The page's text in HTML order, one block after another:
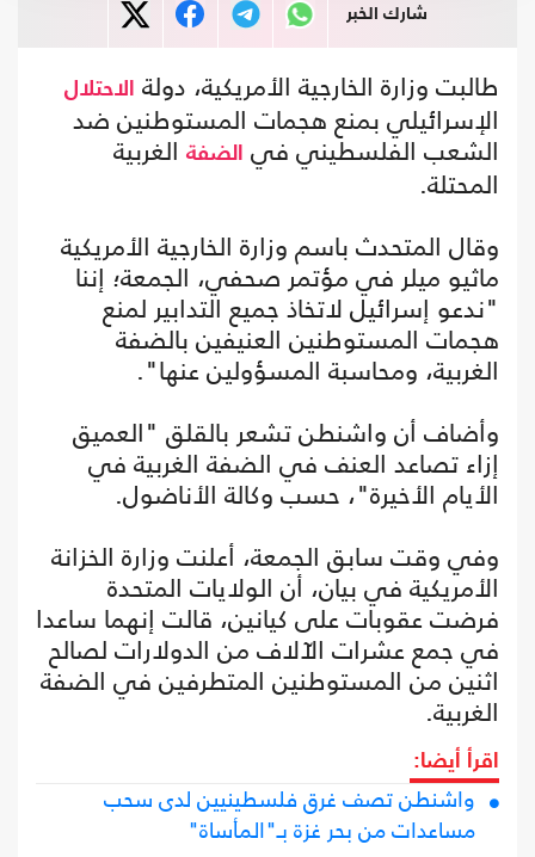
شارك الخبر
طالبت وزارة الخارجية الأمريكية، دولة الاحتلال
الإسرائيلي بمنع هجمات المستوطنين ضد
الشعب الفلسطيني في الضفة الغربية
المحتلة.
وقال المتحدث باسم وزارة الخارجية الأمريكية
ماثيو ميلر في مؤتمر صحفي، الجمعة؛ إننا
"ندعو إسرائيل لاتخاذ جميع التدابير لمنع
هجمات المستوطنين العنيفين بالضفة
الغربية، ومحاسبة المسؤولين عنها".
وأضاف أن واشنطن تشعر بالقلق "العميق
إزاء تصاعد العنف في الضفة الغربية في
الأيام الأخيرة"، حسب وكالة الأناضول.
وفي وقت سابق الجمعة، أعلنت وزارة الخزانة
الأمريكية في بيان، أن الولايات المتحدة
فرضت عقوبات على كيانين، قالت إنهما ساعدا
في جمع عشرات الآلاف من الدولارات لصالح
اثنين من المستوطنين المتطرفين في الضفة
الغربية.
اقرأ أيضا:
واشنطن تصف غرق فلسطينيين لدى سحب
مساعدات من بحر غزة بـ"المأساة"